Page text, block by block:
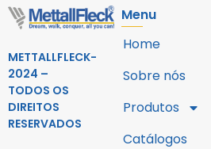
METTALLFLECK-
2024 –
TODOS OS
DIREITOS
RESERVADOS
Menu
Home
Sobre nós
Produtos
Catálogos